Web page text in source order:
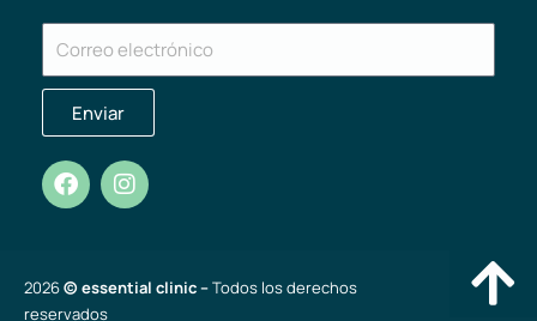
Enviar
FacebookInstagram
2026© essential clinic –Todos los derechos
reservados